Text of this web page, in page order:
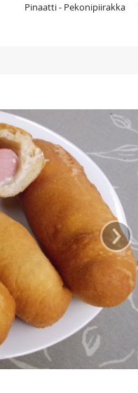
Pinaatti - Pekonipiirakka
›